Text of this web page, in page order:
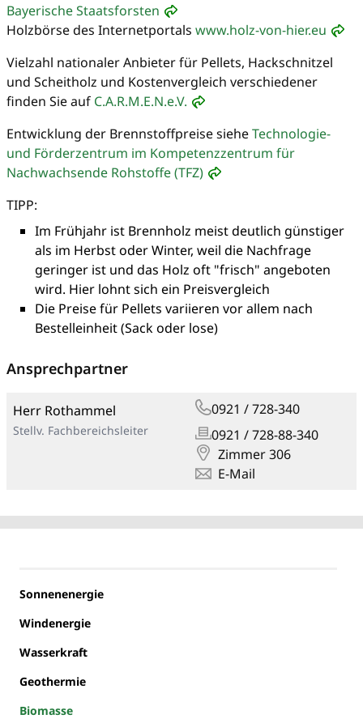
Bayerische Staatsforsten
Holzbörse des Internetportals www.holz-von-hier.eu
Vielzahl nationaler Anbieter für Pellets, Hackschnitzel
und Scheitholz und Kostenvergleich verschiedener
finden Sie auf C.A.R.M.E.N.e.V.
Entwicklung der Brennstoffpreise sieheTechnologie-
und Förderzentrum im Kompetenzzentrum für
Nachwachsende Rohstoffe (TFZ)
TIPP:
Im Frühjahr ist Brennholz meist deutlich günstiger
als im Herbst oder Winter, weil die Nachfrage
geringer ist und das Holz oft "frisch" angeboten
wird. Hier lohnt sich ein Preisvergleich
Die Preise für Pellets variieren vor allem nach
Bestelleinheit (Sack oder lose)
Ansprechpartner
Herr Rothammel
Stellv. Fachbereichsleiter
0921 / 728-340
0921 / 728-88-340
Zimmer 306
E-Mail
Sonnenenergie
Windenergie
Wasserkraft
Geothermie
Biomasse